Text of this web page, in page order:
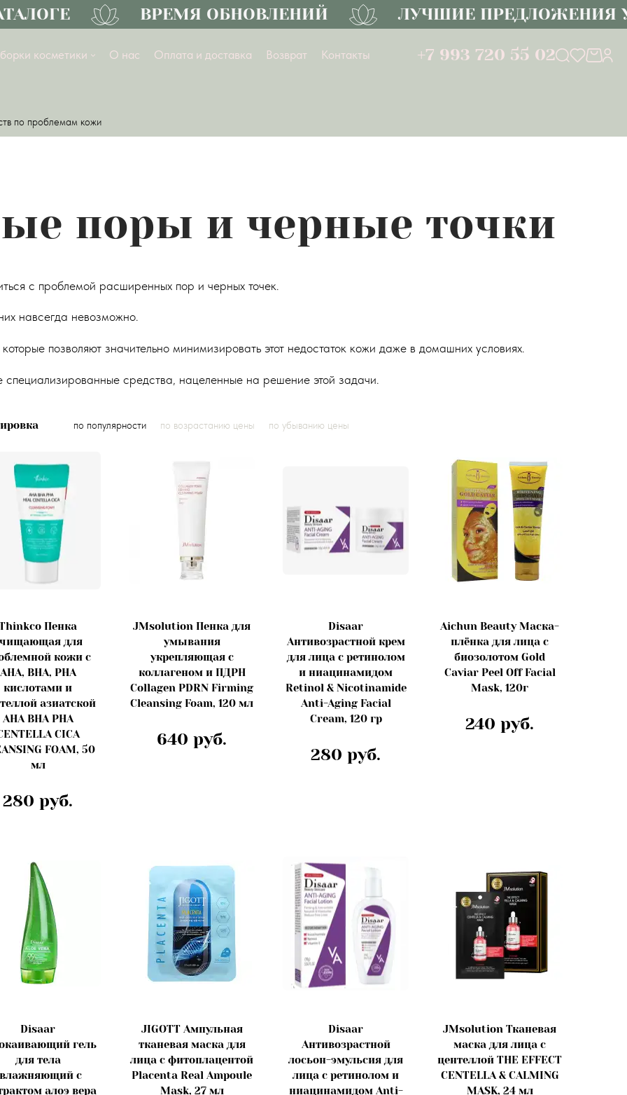
ВРЕМЯ ОБНОВЛЕНИЙ ЛУЧШИЕ ПРЕДЛОЖЕНИЯ УЖЕ
косметики О нас Оплата и доставка Возврат Контакты +7 993 720 55 02
по проблемам кожи
поры и черные точки
с проблемой расширенных пор и черных точек.
навсегда невозможно.
позволяют значительно минимизировать этот недостаток кожи даже в домашних условиях.
средства, нацеленные на решение этой задачи.
по популярности по возрастанию цены по убыванию цены
Пенка
для
кожи с
AHA, BHA, PHA
кислотами и
азиатской
AHA BHA PHA
CICA
FOAM, 50
мл
280 руб.
JMsolution Пенка для
умывания
укрепляющая с
коллагеном и ПДРН
Collagen PDRN Firming
Cleansing Foam, 120 мл
640 руб.
Disaar
Антивозрастной крем
для лица с ретинолом
и ниацинамидом
Retinol & Nicotinamide
Anti-Aging Facial
Cream, 120 гр
280 руб.
Aichun Beauty Маска-
плёнка для лица с
биозолотом Gold
Caviar Peel Off Facial
Mask, 120г
240 руб.
Disaar
гель
для тела
с
алоэ вера
JIGOTT Ампульная
тканевая маска для
лица с фитоплацентой
Placenta Real Ampoule
Mask, 27 мл
Disaar
Антивозрастной
лосьон-эмульсия для
лица с ретинолом и
ниацинамидом Anti-
JMsolution Тканевая
маска для лица с
центеллой THE EFFECT
CENTELLA & CALMING
MASK, 24 мл